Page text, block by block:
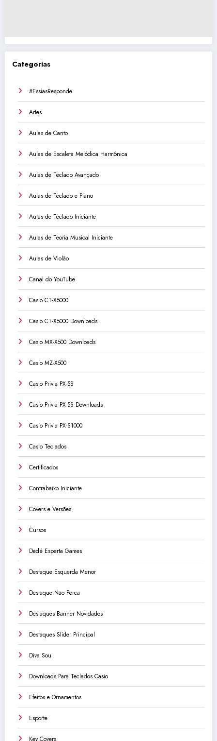
Categorias
#EssiasResponde
Artes
Aulas de Canto
Aulas de Escaleta Melódica Harmônica
Aulas de Teclado Avançado
Aulas de Teclado e Piano
Aulas de Teclado Iniciante
Aulas de Teoria Musical Iniciante
Aulas de Violão
Canal do YouTube
Casio CT-X5000
Casio CT-X5000 Downloads
Casio MX-X500 Downloads
Casio MZ-X500
Casio Privia PX-5S
Casio Privia PX-5S Downloads
Casio Privia PX-S1000
Casio Teclados
Certificados
Contrabaixo Iniciante
Covers e Versões
Cursos
Dedé Esperta Games
Destaque Esquerda Menor
Destaque Não Perca
Destaques Banner Novidades
Destaques Slider Principal
Diva Sou
Downloads Para Teclados Casio
Efeitos e Ornamentos
Esporte
Key Covers